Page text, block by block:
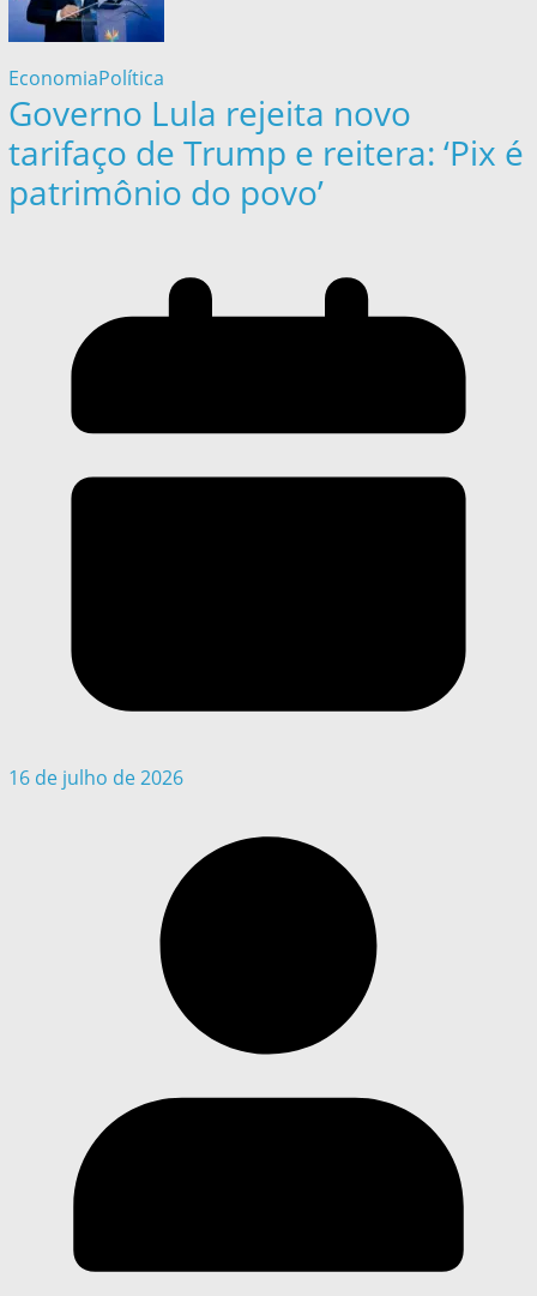
EconomiaPolítica
Governo Lula rejeita novo
tarifaço de Trump e reitera: ‘Pix é
patrimônio do povo’
16 de julho de 2026